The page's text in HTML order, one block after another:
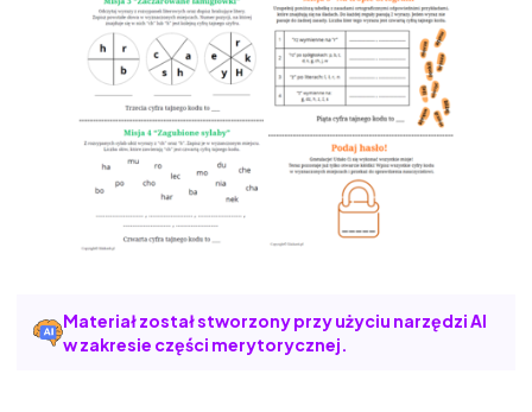
Materiał został stworzony przy użyciu narzędzi AI
w zakresie części merytorycznej.